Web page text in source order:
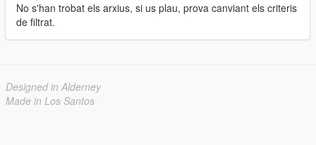
No s'han trobat els arxius, si us plau, prova canviant els criteris
de filtrat.
Designed in Alderney
Made in Los Santos